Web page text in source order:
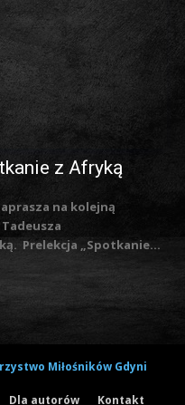
z Afryką
na kolejną
Zarzyckiego pt. Spotkanie z Afryką. Prelekcja „Spotkanie...
Miłośników Gdyni
Dla autorów Kontakt